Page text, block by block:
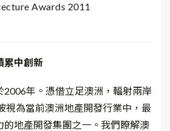
Awards 2011
累中創新
2006年。憑借立足澳洲，輻射兩岸
視為當前澳洲地產開發行業中，最
的地產開發集團之一。我們瞭解澳